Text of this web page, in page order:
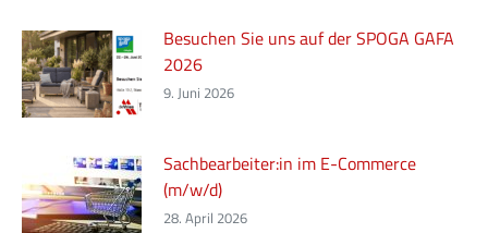
Besuchen Sie uns auf der SPOGA GAFA
2026
9. Juni 2026
Sachbearbeiter:in im E-Commerce
(m/w/d)
28. April 2026